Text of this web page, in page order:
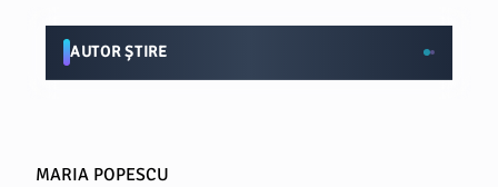
AUTOR ȘTIRE
MARIA POPESCU